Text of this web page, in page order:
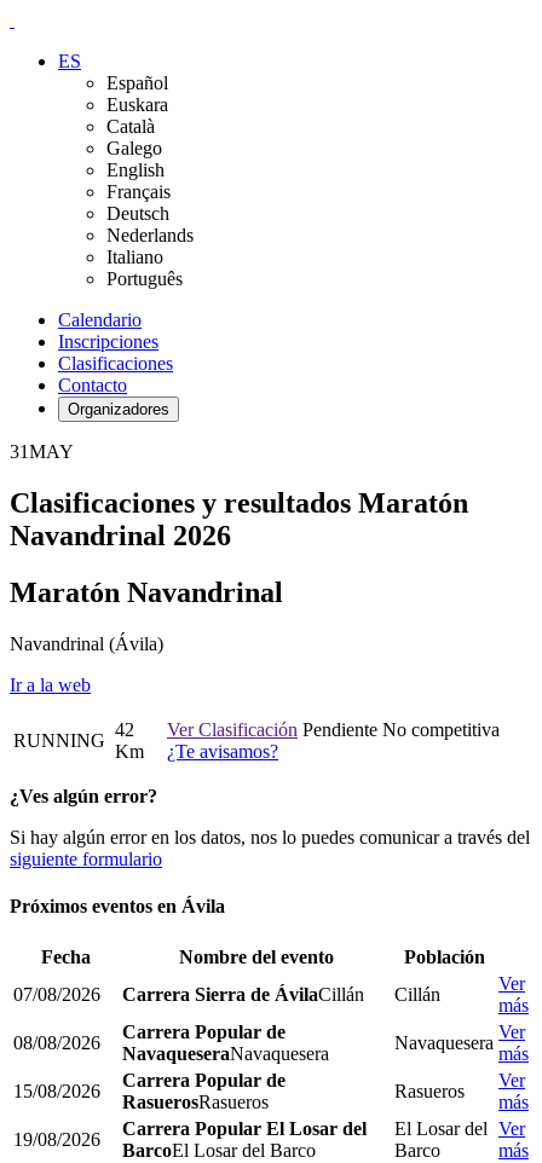
ES
Español
Euskara
Català
Galego
English
Français
Deutsch
Nederlands
Italiano
Português
Calendario
Inscripciones
Clasificaciones
Contacto
Organizadores
31MAY
Clasificaciones y resultados Maratón
Navandrinal 2026
Maratón Navandrinal
Navandrinal (Ávila)
Ir a la web
RUNNING
42
Km
Ver Clasificación Pendiente No competitiva
¿Te avisamos?
¿Ves algún error?
Si hay algún error en los datos, nos lo puedes comunicar a través del
siguiente formulario
Próximos eventos en Ávila
Fecha Nombre del evento
Población
07/08/2026
Carrera Sierra de ÁvilaCillán Cillán
Ver
más
08/08/2026
Carrera Popular de
NavaqueseraNavaquesera
Navaquesera
Ver
más
15/08/2026
Carrera Popular de
RasuerosRasueros
Rasueros
Ver
más
19/08/2026
Carrera Popular El Losar del
BarcoEl Losar del Barco
El Losar del
Barco
Ver
más